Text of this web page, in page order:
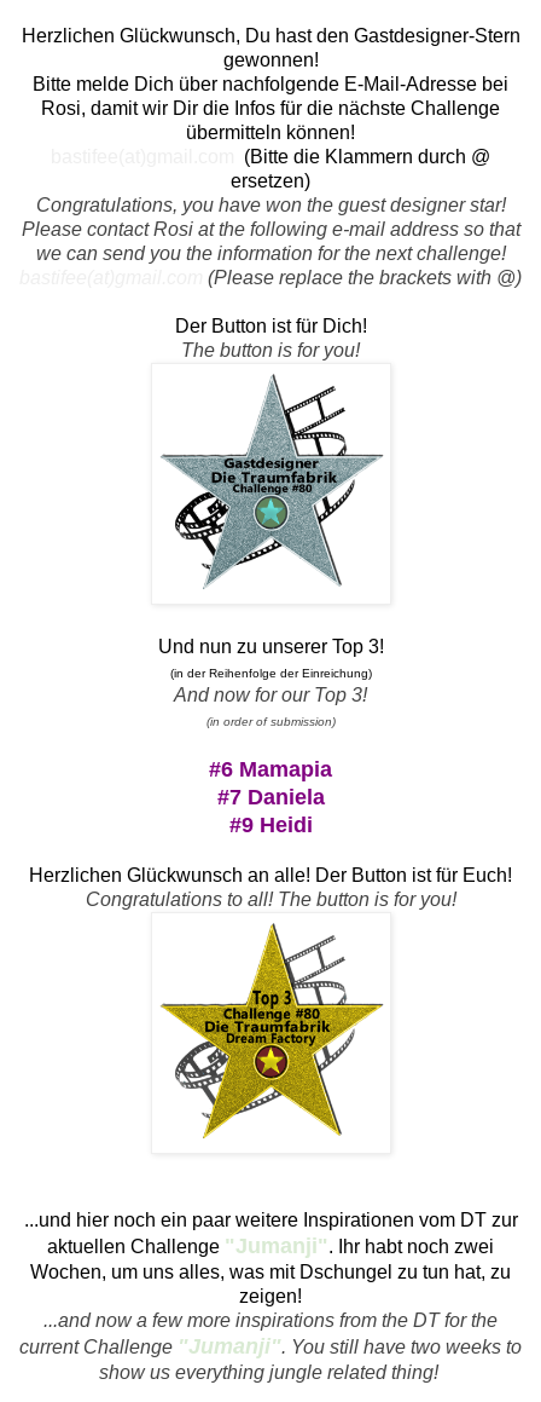
Herzlichen Glückwunsch, Du hast den Gastdesigner-Stern
gewonnen!
Bitte melde Dich über nachfolgende E-Mail-Adresse bei
Rosi, damit wir Dir die Infos für die nächste Challenge
übermitteln können!
(Bitte die Klammern durch @
ersetzen)
Congratulations, you have won the guest designer star!
Please contact Rosi at the following e-mail address so that
we can send you the information for the next challenge!
(Please replace the brackets with @)
Der Button ist für Dich!
The button is for you!
Und nun zu unserer Top 3!
(in der Reihenfolge der Einreichung)
And now for our Top 3!
(in order of submission)
#6 Mamapia
#7 Daniela
#9 Heidi
Herzlichen Glückwunsch an alle! Der Button ist für Euch!
Congratulations to all! The button is for you!
...und hier noch ein paar weitere Inspirationen vom DT zur
aktuellen Challenge "Jumanji". Ihr habt noch zwei
Wochen, um uns alles, was mit Dschungel zu tun hat, zu
zeigen!
...and now a few more inspirations from the DT for the
current Challenge "Jumanji". You still have two weeks to
show us everything jungle related thing!